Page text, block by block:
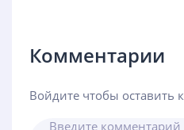
Комментарии
Войдите чтобы оставить